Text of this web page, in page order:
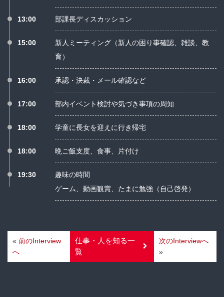
13:00 部課長ディスカッション
15:00
新人ミーティング（新人の困り事確認、雑談、教
育）
16:00 承認・決裁・メール確認など
17:00 部内イベント検討や気づき事項の周知
18:00 学童に長女を迎えに行き帰宅
18:00 晩ご飯支度、食事、片付け
19:30
趣味の時間
ゲーム、動画観賞、たまに勉強（自己啓発）
« 前のInterview
へ
仕事・人を知る一
覧
次のInterviewへ
»